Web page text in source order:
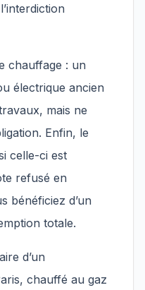
chauffage : un
électrique ancien
mais ne
Enfin, le
celle-ci est
refusé en
bénéficiez d’un
totale.
d’un
chauffé au gaz